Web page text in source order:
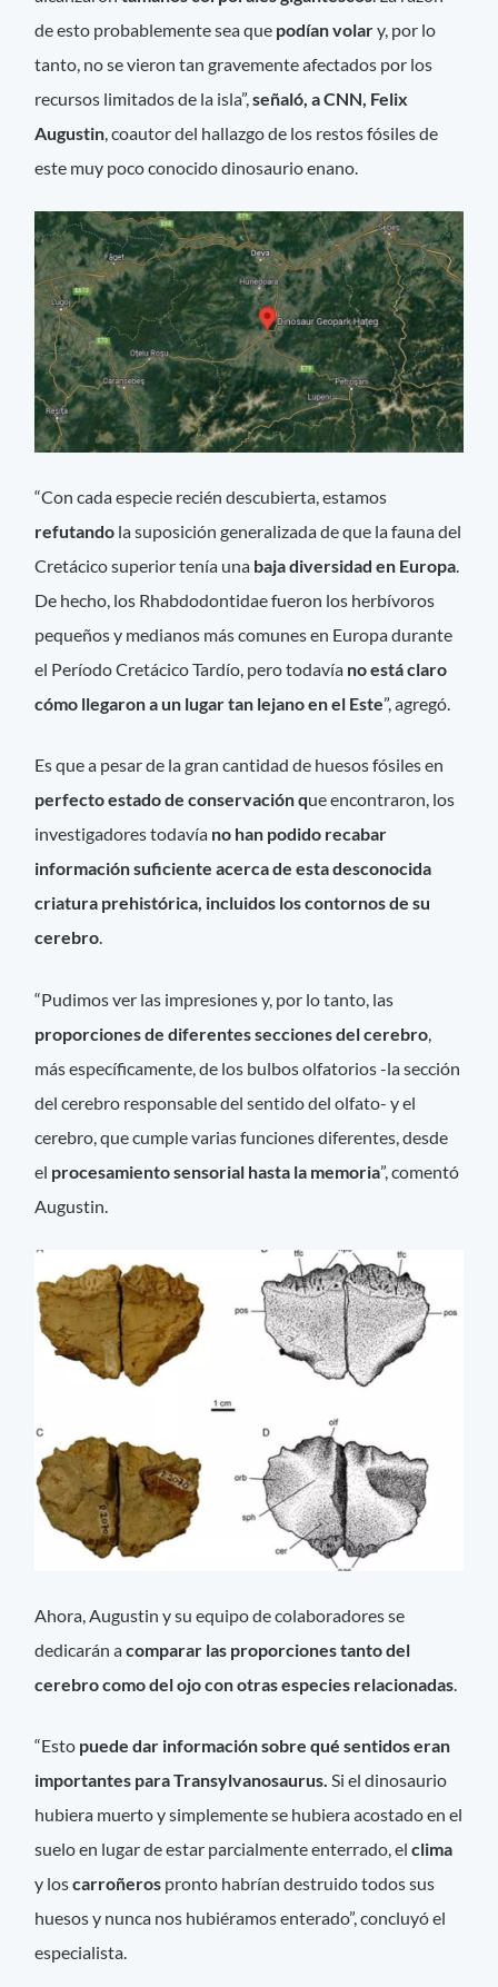
de esto probablemente sea que podían volary, por lo
tanto, no se vieron tan gravemente afectados por los
recursos limitados de la isla”,señaló, a CNN, Felix
Augustin, coautor del hallazgo de los restos fósiles de
este muy poco conocido dinosaurio enano.
“Con cada especie recién descubierta, estamos
refutando la suposición generalizada de que la fauna del
Cretácico superior tenía una baja diversidad en Europa.
De hecho, los Rhabdodontidae fueron los herbívoros
pequeños y medianos más comunes en Europa durante
el Período Cretácico Tardío, pero todavía no está claro
cómo llegaron a un lugar tan lejano en el Este”, agregó.
Es que a pesar de la gran cantidad de huesos fósiles en
perfecto estado de conservación que encontraron, los
investigadores todavía no han podido recabar
información suficiente acerca de esta desconocida
criatura prehistórica, incluidos los contornos de su
cerebro.
“Pudimos ver las impresiones y, por lo tanto, las
proporciones de diferentes secciones del cerebro
más específicamente, de los bulbos olfatorios -la sección
del cerebro responsable del sentido del olfato- y el
cerebro, que cumple varias funciones diferentes, desde
el procesamiento sensorial hasta la memoria”, comentó
Augustin.
Ahora, Augustin y su equipo de colaboradores se
dedicarán acomparar las proporciones tanto del
cerebro como del ojo con otras especies relacionadas.
“Esto puede dar información sobre qué sentidos eran
importantes para Transylvanosaurus. Si el dinosaurio
hubiera muerto y simplemente se hubiera acostado en el
suelo en lugar de estar parcialmente enterrado, elclima
y loscarroñeros pronto habrían destruido todos sus
huesos y nunca nos hubiéramos enterado”, concluyó el
especialista.